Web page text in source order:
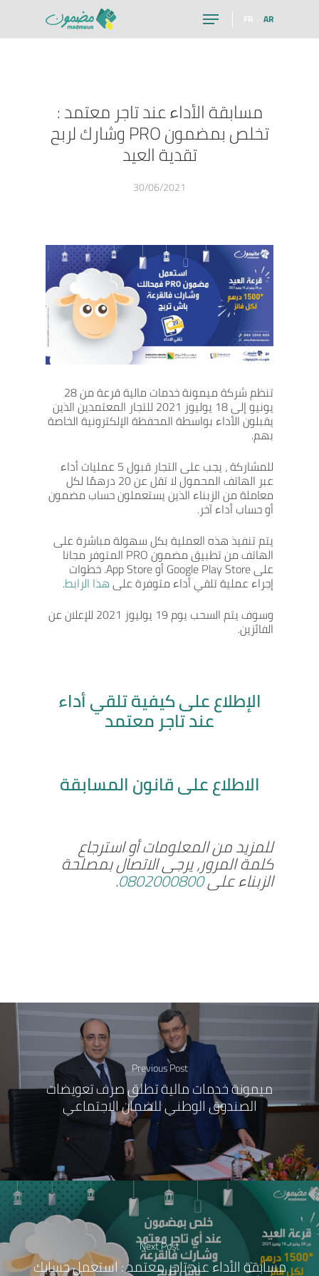
FR AR
مسابقة الأداء عند تاجر معتمد :
تخلص بمضمون PRO وشارك لربح
تقدية العيد
30/06/2021
تنظم شركة ميمونة خدمات مالية قرعة من 28
يونيو إلى 18 يوليوز 2021 للتجار المعتمدين الذين
يقبلون الأداء بواسطة المحفظة الإلكترونية الخاصة
بهم.
للمشاركة ، يجب على التجار قبول 5 عمليات أداء
عبر الهاتف المحمول لا تقل عن 20 درهمًا لكل
معاملة من الزبناء الذين يستعملون حساب مضمون
أو حساب أداء آخر.
يتم تنفيذ هذه العملية بكل سهولة مباشرة على
الهاتف من تطبيق مضمون PRO المتوفر مجانا
على Google Play Store أو App Store. خطوات
إجراء عملية تلقي أداء متوفرة علىهذا الرابط.
وسوف يتم السحب يوم 19 يوليوز 2021 للإعلان عن
الفائزين.
الإطلاع على كيفية تلقي أداء
عند تاجر معتمد
الاطلاع على قانون المسابقة
للمزيد من المعلومات أو استرجاع
كلمة المرور، يرجى الاتصال بمصلحة
الزبناء على0802000800
.
Previous Post
ميمونة خدمات مالية تطلق صرف تعويضات
الصندوق الوطني للضمان الاجتماعي
Next Post
مسابقة الأداء عند تاجر معتمد : استعمل حسابك